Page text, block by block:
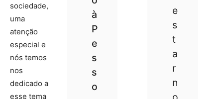
e
s
t
a
r
n
à
P
e
s
s
o
sociedade,
uma
atenção
especial e
nós temos
nos
dedicado a
esse tema